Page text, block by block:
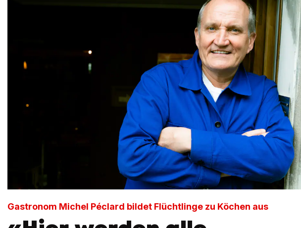
Gastronom Michel Péclard bildet Flüchtlinge zu Köchen aus